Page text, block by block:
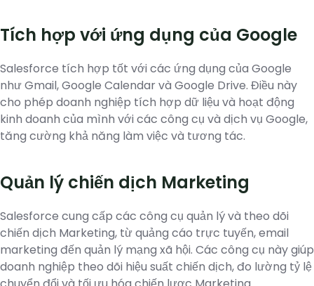
Tích hợp với ứng dụng của Google
Salesforce tích hợp tốt với các ứng dụng của Google
như Gmail, Google Calendar và Google Drive. Điều này
cho phép doanh nghiệp tích hợp dữ liệu và hoạt động
kinh doanh của mình với các công cụ và dịch vụ Google,
tăng cường khả năng làm việc và tương tác.
Quản lý chiến dịch Marketing
Salesforce cung cấp các công cụ quản lý và theo dõi
chiến dịch Marketing, từ quảng cáo trực tuyến, email
marketing đến quản lý mạng xã hội. Các công cụ này giúp
doanh nghiệp theo dõi hiệu suất chiến dịch, đo lường tỷ lệ